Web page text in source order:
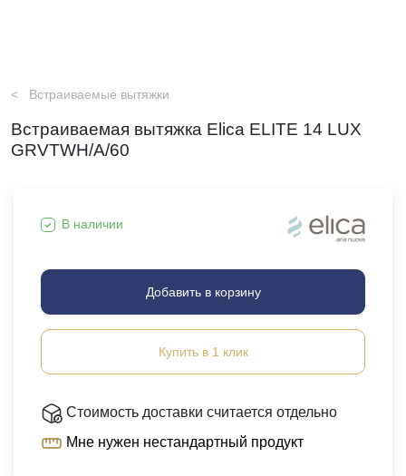
Встраиваемые вытяжки
Встраиваемая вытяжка Elica ELITE 14 LUX
GRVTWH/A/60
В наличии
Добавить в корзину
Купить в 1 клик
Стоимость доставки считается отдельно
Мне нужен нестандартный продукт